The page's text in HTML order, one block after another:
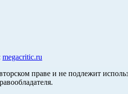
megacritic.ru
праве и не подлежит